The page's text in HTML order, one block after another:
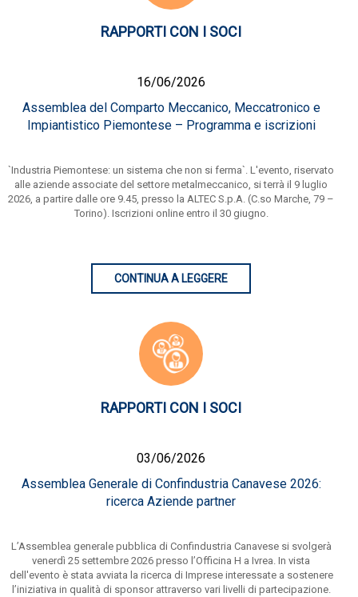
RAPPORTI CON I SOCI
16/06/2026
Assemblea del Comparto Meccanico, Meccatronico e
Impiantistico Piemontese – Programma e iscrizioni
`Industria Piemontese: un sistema che non si ferma`. L'evento, riservato
alle aziende associate del settore metalmeccanico, si terrà il 9 luglio
2026, a partire dalle ore 9.45, presso la ALTEC S.p.A. (C.so Marche, 79 –
Torino). Iscrizioni online entro il 30 giugno.
CONTINUA A LEGGERE
RAPPORTI CON I SOCI
03/06/2026
Assemblea Generale di Confindustria Canavese 2026:
ricerca Aziende partner
L’Assemblea generale pubblica di Confindustria Canavese si svolgerà
venerdì 25 settembre 2026 presso l’Officina H a Ivrea. In vista
dell'evento è stata avviata la ricerca di Imprese interessate a sostenere
l’iniziativa in qualità di sponsor attraverso vari livelli di partecipazione.